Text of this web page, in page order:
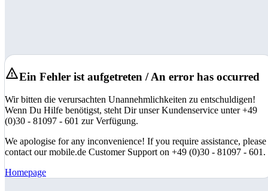
Ein Fehler ist aufgetreten / An error has occurred
Wir bitten die verursachten Unannehmlichkeiten zu entschuldigen!
Wenn Du Hilfe benötigst, steht Dir unser Kundenservice unter +49
(0)30 - 81097 - 601 zur Verfügung.
We apologise for any inconvenience! If you require assistance, please
contact our mobile.de Customer Support on +49 (0)30 - 81097 - 601.
Homepage